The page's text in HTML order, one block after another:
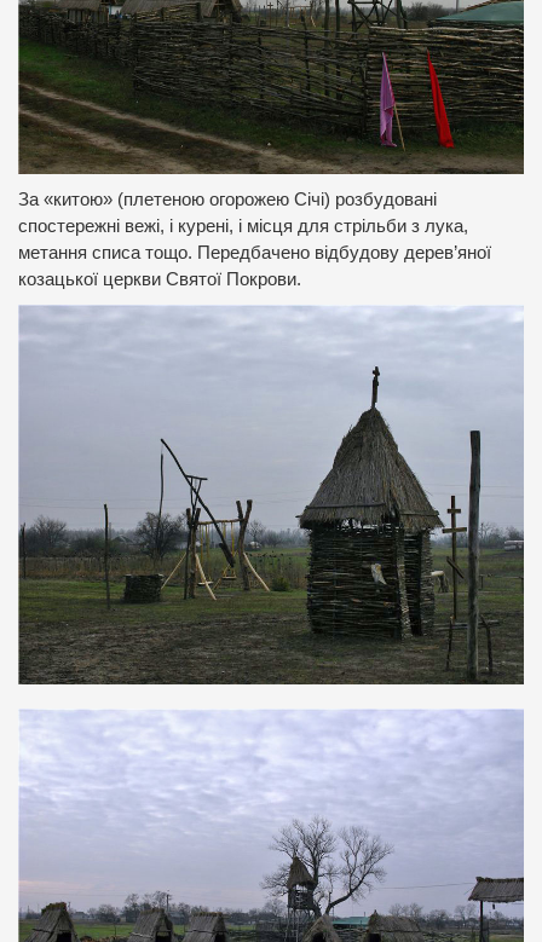
За «китою» (плетеною огорожею Січі) розбудовані
спостережні вежі, і курені, і місця для стрільби з лука,
метання списа тощо. Передбачено відбудову дерев’яної
козацької церкви Святої Покрови.